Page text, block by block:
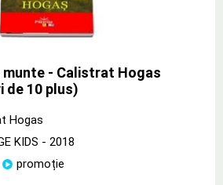
munte - Calistrat Hogas
de 10 plus)
Hogas
KIDS - 2018
promoție